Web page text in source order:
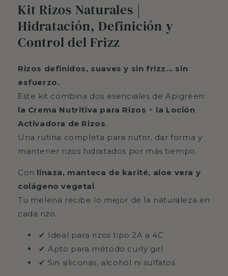
Kit Rizos Naturales |
Hidratación, Definición y
Control del Frizz
Rizos definidos, suaves y sin frizz... sin
esfuerzo.
Este kit combina dos esenciales de Apigreen:
la Crema Nutritiva para Rizos + la Loción
Activadora de Rizos.
Una rutina completa para nutrir, dar forma y
mantener rizos hidratados por más tiempo.
Con linaza, manteca de karité, aloe vera y
colágeno vegetal.
Tu melena recibe lo mejor de la naturaleza en
cada rizo.
✔ Ideal para rizos tipo 2A a 4C
✔ Apto para método curly girl
✔ Sin siliconas, alcohol ni sulfatos